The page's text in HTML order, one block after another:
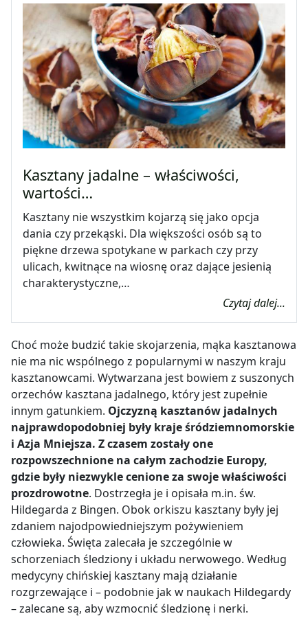
Kasztany jadalne – właściwości,
wartości…
Kasztany nie wszystkim kojarzą się jako opcja
dania czy przekąski. Dla większości osób są to
piękne drzewa spotykane w parkach czy przy
ulicach, kwitnące na wiosnę oraz dające jesienią
charakterystyczne,…
Czytaj dalej...
Choć może budzić takie skojarzenia, mąka kasztanowa
nie ma nic wspólnego z popularnymi w naszym kraju
kasztanowcami. Wytwarzana jest bowiem z suszonych
orzechów kasztana jadalnego, który jest zupełnie
innym gatunkiem. Ojczyzną kasztanów jadalnych
najprawdopodobniej były kraje śródziemnomorskie
i Azja Mniejsza. Z czasem zostały one
rozpowszechnione na całym zachodzie Europy,
gdzie były niezwykle cenione za swoje właściwości
prozdrowotne. Dostrzegła je i opisała m.in. św.
Hildegarda z Bingen. Obok orkiszu kasztany były jej
zdaniem najodpowiedniejszym pożywieniem
człowieka. Święta zalecała je szczególnie w
schorzeniach śledziony i układu nerwowego. Według
medycyny chińskiej kasztany mają działanie
rozgrzewające i – podobnie jak w naukach Hildegardy
– zalecane są, aby wzmocnić śledzionę i nerki.